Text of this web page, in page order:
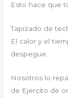
Esto hace que
Tapizado de
El calor y el
despegue.
Nosotros lo
de Ejercito de